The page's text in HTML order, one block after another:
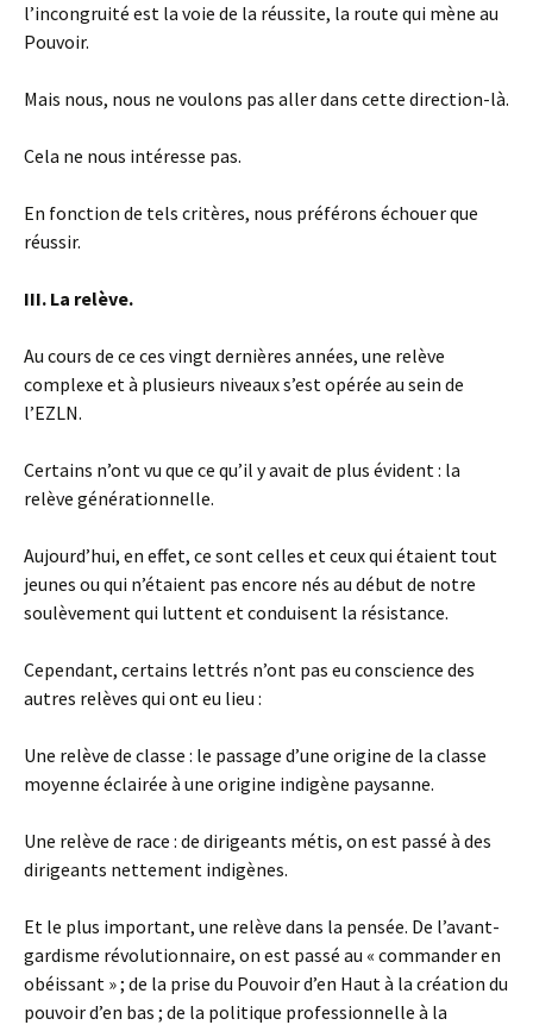
l’incongruité est la voie de la réussite, la route qui mène au
Pouvoir.
Mais nous, nous ne voulons pas aller dans cette direction-là.
Cela ne nous intéresse pas.
En fonction de tels critères, nous préférons échouer que
réussir.
III. La relève.
Au cours de ce ces vingt dernières années, une relève
complexe et à plusieurs niveaux s’est opérée au sein de
l’EZLN.
Certains n’ont vu que ce qu’il y avait de plus évident : la
relève générationnelle.
Aujourd’hui, en effet, ce sont celles et ceux qui étaient tout
jeunes ou qui n’étaient pas encore nés au début de notre
soulèvement qui luttent et conduisent la résistance.
Cependant, certains lettrés n’ont pas eu conscience des
autres relèves qui ont eu lieu :
Une relève de classe : le passage d’une origine de la classe
moyenne éclairée à une origine indigène paysanne.
Une relève de race : de dirigeants métis, on est passé à des
dirigeants nettement indigènes.
Et le plus important, une relève dans la pensée. De l’avant-
gardisme révolutionnaire, on est passé au « commander en
obéissant » ; de la prise du Pouvoir d’en Haut à la création du
pouvoir d’en bas ; de la politique professionnelle à la